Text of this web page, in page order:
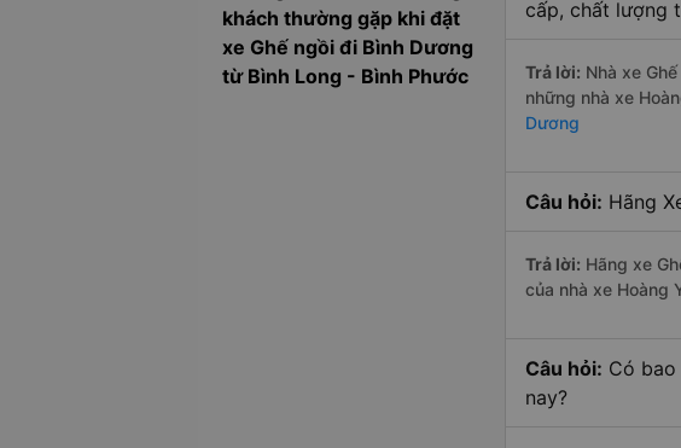
khách thường gặp khi đặt
xe Ghế ngồi đi Bình Dương
từ Bình Long - Bình Phước
cấp, chất lượng
Trả lời: Nhà xe
những nhà xe
Dương
Câu hỏi: Hãng
Trả lời: Hãng xe
của nhà xe Hoàng
Câu hỏi: Có
nay?